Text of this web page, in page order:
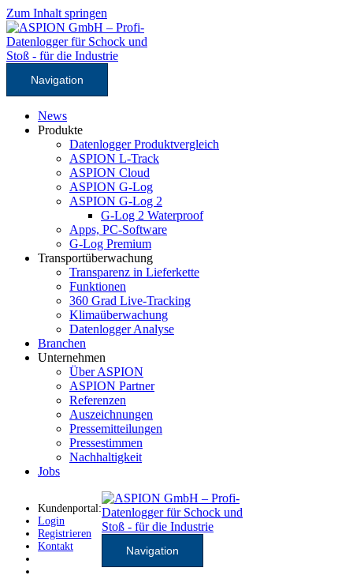
Zum Inhalt springen
Navigation
News
Produkte
Datenlogger Produktvergleich
ASPION L-Track
ASPION Cloud
ASPION G-Log
ASPION G-Log 2
G-Log 2 Waterproof
Apps, PC-Software
G-Log Premium
Transportüberwachung
Transparenz in Lieferkette
Funktionen
360 Grad Live-Tracking
Klimaüberwachung
Datenlogger Analyse
Branchen
Unternehmen
Über ASPION
ASPION Partner
Referenzen
Auszeichnungen
Pressemitteilungen
Pressestimmen
Nachhaltigkeit
Jobs
Kundenportal:
Login
Registrieren
Kontakt
Navigation